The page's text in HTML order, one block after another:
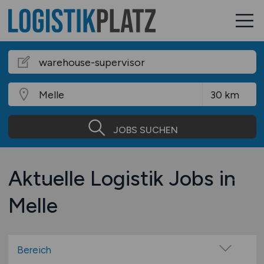
JOBS SUCHEN
Aktuelle Logistik Jobs in
Melle
Bereich